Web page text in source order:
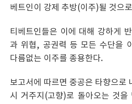
베트인이 강제 추방(이주)될 것으
티베트인들은 이에 대해 강하게
과 위협, 공권력 등 모든 수단을
다름없는 이주를 종용한다.
보고서에 따르면 중공은 타향으로
시 거주지(고향)로 돌아오는 것